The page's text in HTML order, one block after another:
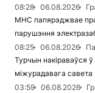
08:28
06.08.2026
МНС папярэджвае пра
парушэння
08:25
06.08.2026
Турчын накіраваўся
міжурадавага савета
03:59
06.08.2026